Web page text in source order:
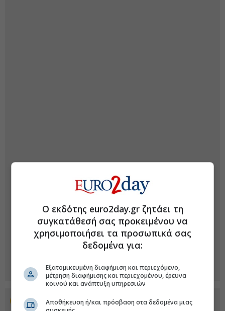
Προσθέστε το euro2day.gr στο Discover
Ο εκδότης euro2day.gr ζητάει τη
συγκατάθεσή σας προκειμένου να
χρησιμοποιήσει τα προσωπικά σας
δεδομένα για:
Εξατομικευμένη διαφήμιση και περιεχόμενο,
μέτρηση διαφήμισης και περιεχομένου, έρευνα
κοινού και ανάπτυξη υπηρεσιών
Αποθήκευση ή/και πρόσβαση στα δεδομένα μιας